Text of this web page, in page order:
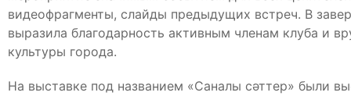
видеофрагменты, слайды предыдущих встреч. В
выразила благодарность активным членам клуба и
культуры города.
На выставке под названием «Саналы сәттер» были